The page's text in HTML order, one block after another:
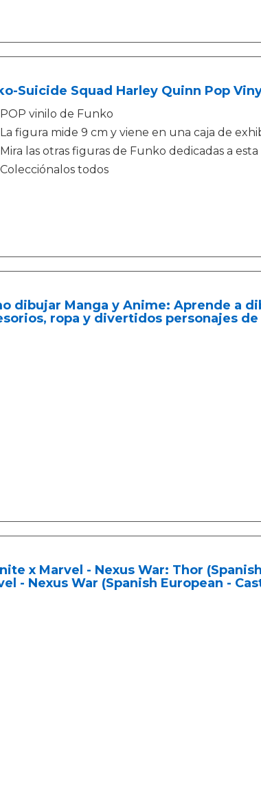
Suicide Squad Harley Quinn Pop
POP vinilo de Funko
La figura mide 9 cm y viene en una caja de
Mira las otras figuras de Funko dedicadas a
Colecciónalos todos
dibujar Manga y Anime: Aprende a
ropa y divertidos personajes
x Marvel - Nexus War: Thor
- Nexus War (Spanish European -